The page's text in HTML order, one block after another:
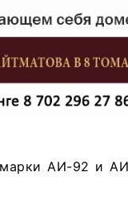
марки АИ-92 и